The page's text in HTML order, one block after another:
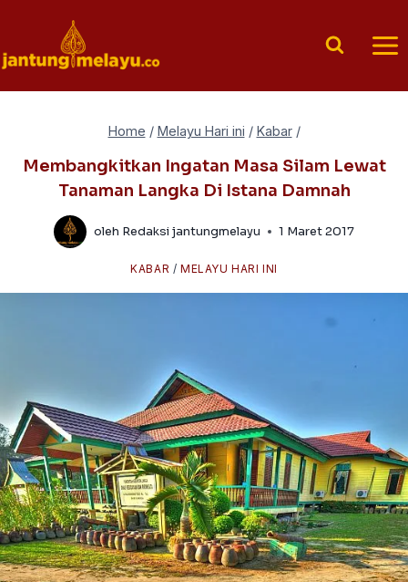
content
Home / Melayu Hari ini / Kabar /
Membangkitkan Ingatan Masa Silam Lewat
Tanaman Langka Di Istana Damnah
oleh Redaksi jantungmelayu 1 Maret 2017
KABAR / MELAYU HARI INI